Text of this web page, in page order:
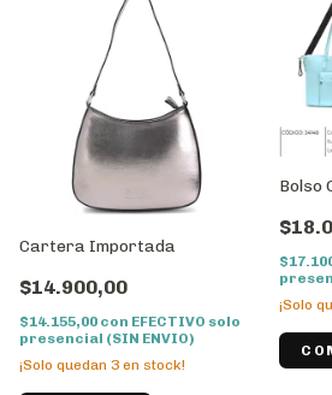
Cartera Importada
$14.900,00
$14.155,00 con EFECTIVO solo
presencial (SIN ENVIO)
¡Solo quedan 3 en stock!
Bolso
¡Solo